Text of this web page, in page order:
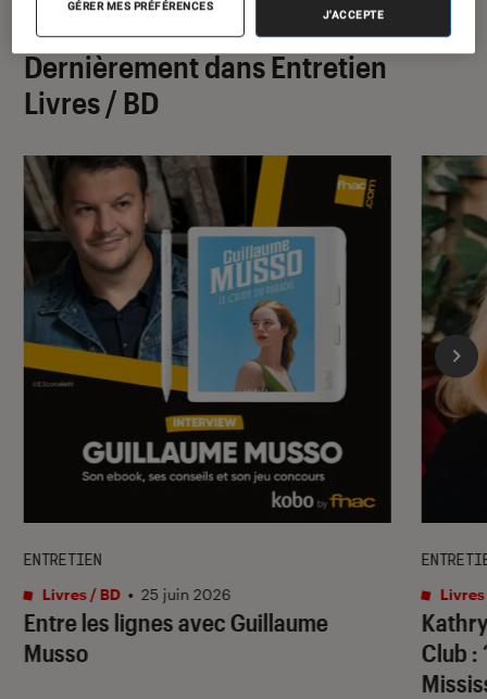
Dernièrement dans Entretien
Livres / BD
Entre les lignes avec Guillaume
Musso
ENTRETIEN
Livres / BD • 25 juin 2026
Club :
Livres
GÉRER MES PRÉFÉRENCES
J'ACCEPTE